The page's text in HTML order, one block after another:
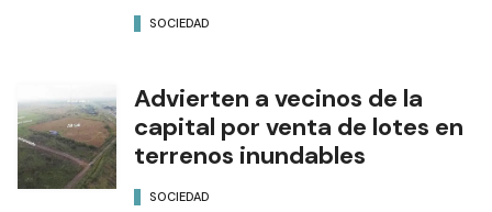
SOCIEDAD
Advierten a vecinos de la
capital por venta de lotes en
terrenos inundables
SOCIEDAD